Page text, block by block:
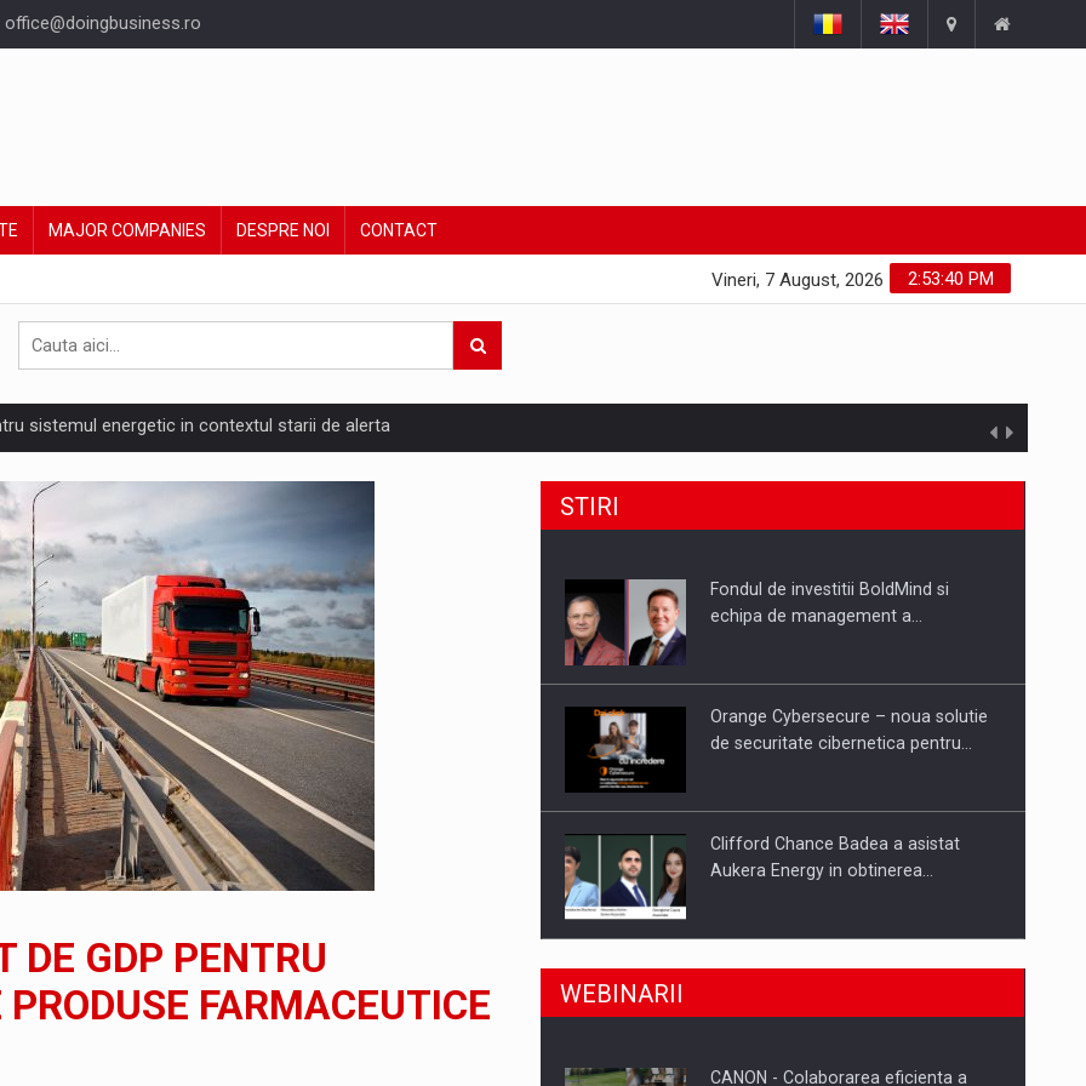
office@doingbusiness.ro
MAJOR COMPANIES DESPRE NOI CONTACT
2:53:41 PM
Vineri, 7 August, 2026
sistemul energetic in contextul starii de alerta
pedepseste granitele?
Reveals About Bakuchiol's Evolution
noilor reglementari UE privind ambalajele pot risca retragerea produselor din piata
ON THE INTERNATIONAL BUSINESS SCENE
DIGITALIZED WHOLESALER IN ROMANIA
a Pall-Ex, liderul pietei de transport paletizat din Romania, preiau compania intr-o tranzactie de peste 25…
DE GDP PENTRU
FARMACEUTICE
STIRI
Fondul de investitii BoldMind si
echipa de management a…
Orange Cybersecure – noua solutie
de securitate cibernetica pentru…
Clifford Chance Badea a asistat
Aukera Energy in obtinerea…
SAPTE PERSONALITATI DIN MEDIUL
WEBINARII
CANON - Colaborarea eficienta a